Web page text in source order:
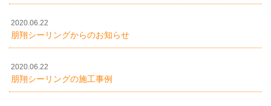
2020.06.22
朋翔シーリングからのお知らせ
2020.06.22
朋翔シーリングの施工事例